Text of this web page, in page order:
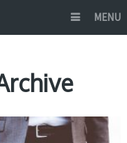
MENU